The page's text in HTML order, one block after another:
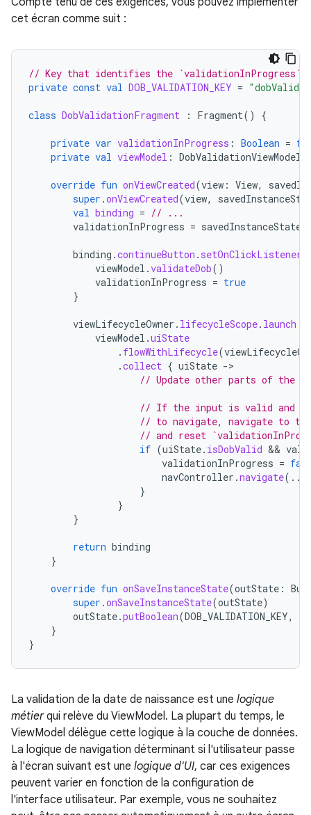
cet écran comme suit :
// Key that identifies the `validationInProgress`
private const val DOB_VALIDATION_KEY =
class DobValidationFragment : Fragment() {
private var validationInProgress : Boolean =
private val viewModel : DobValidationViewModel
override fun onViewCreated(view : View,
super .onViewCreated(view,
val binding = // ...
validationInProgress = savedInstanceState
binding .continueButton . setOnClickListener
viewModel .validateDob()
validationInProgress = true
}
viewLifecycleOwner . lifecycleScope. launch
viewModel .uiState
. flowWithLifecycle(
.collect { uiState -
// Update other parts of the
// If the input is valid and
// to navigate, navigate to
// and reset
if (uiState. isDobValid &&
validationInProgress =
navController .navigate
}
}
}
return binding
}
override fun onSaveInstanceState(outState :
super .onSaveInstanceState(outState)
outState.putBoolean(DOB_VALIDATION_KEY,
}
}
La validation de la date de naissance est une logique
métierqui relève du ViewModel. La plupart du temps, le
ViewModel délègue cette logique à la couche de données.
La logique de navigation déterminant si l'utilisateur passe
à l'écran suivant est une logique d'UI, car ces exigences
peuvent varier en fonction de la configuration de
l'interface utilisateur. Par exemple, vous ne souhaitez